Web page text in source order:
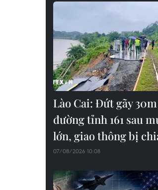
Lào Cai: Đứt gãy 30m
đường tỉnh 161 sau
lớn, giao thông bị
07/08/2026 10:08